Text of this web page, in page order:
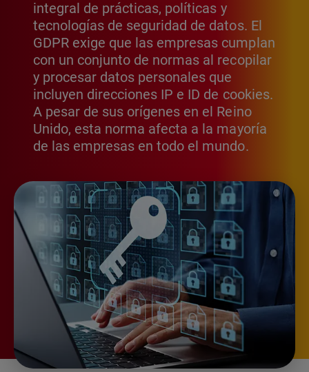
integral de prácticas, políticas y
tecnologías de seguridad de datos. El
GDPR exige que las empresas cumplan
con un conjunto de normas al recopilar
y procesar datos personales que
incluyen direcciones IP e ID de cookies.
A pesar de sus orígenes en el Reino
Unido, esta norma afecta a la mayoría
de las empresas en todo el mundo.